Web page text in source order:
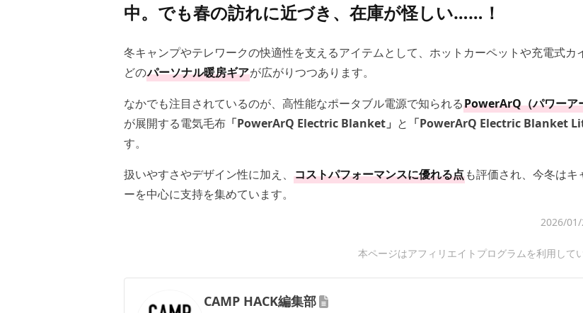
中。でも春の訪れに近づき、在庫が怪しい……！
冬キャンプやテレワークの快適性を支えるアイテムとして、ホットカーペットや充電式カ
どのパーソナル暖房ギアが広がりつつあります。
なかでも注目されているのが、高性能なポータブル電源で知られるPowerArQ（パワーア
が展開する電気毛布「PowerArQ Electric Blanket」 と 「PowerArQ Electric Blanket
す。
扱いやすさやデザイン性に加え、 コストパフォーマンスに優れる点も評価され、今冬はキ
ーを中心に支持を集めています。
2026/
本ページはアフィリエイトプログラムを利用してい
CAMP HACK編集部